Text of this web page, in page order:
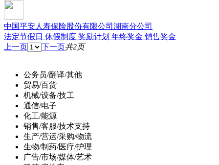
中国平安人寿保险股份有限公司湖南分公司
法定节假日 休假制度 奖励计划 年终奖金 销售奖金
上一页
下一页共2页
公务员/翻译/其他
贸易/百货
机械/设备/技工
通信/电子
化工/能源
销售/客服/技术支持
生产/营运/采购/物流
生物/制药/医疗/护理
广告/市场/媒体/艺术